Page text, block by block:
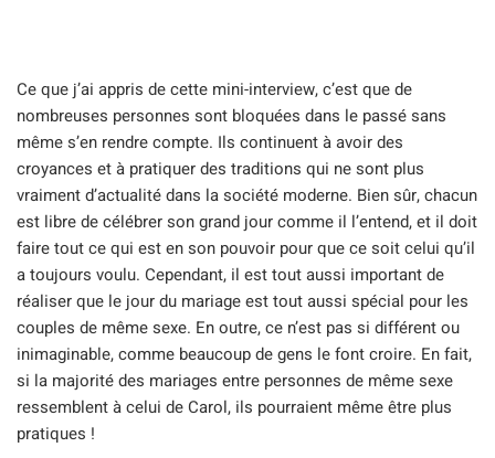
Ce que j’ai appris de cette mini-interview, c’est que de
nombreuses personnes sont bloquées dans le passé sans
même s’en rendre compte. Ils continuent à avoir des
croyances et à pratiquer des traditions qui ne sont plus
vraiment d’actualité dans la société moderne. Bien sûr, chacun
est libre de célébrer son grand jour comme il l’entend, et il doit
faire tout ce qui est en son pouvoir pour que ce soit celui qu’il
a toujours voulu. Cependant, il est tout aussi important de
réaliser que le jour du mariage est tout aussi spécial pour les
couples de même sexe. En outre, ce n’est pas si différent ou
inimaginable, comme beaucoup de gens le font croire. En fait,
si la majorité des mariages entre personnes de même sexe
ressemblent à celui de Carol, ils pourraient même être plus
pratiques !